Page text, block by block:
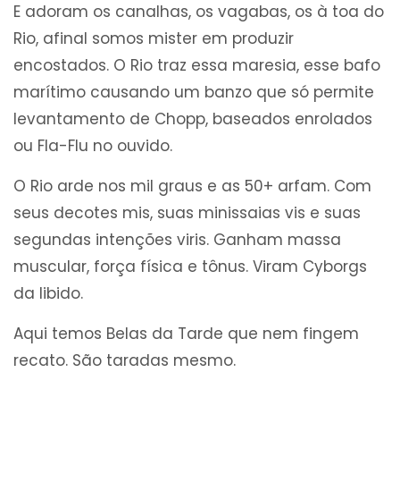
E adoram os canalhas, os vagabas, os à toa do
Rio, afinal somos mister em produzir
encostados. O Rio traz essa maresia, esse bafo
marítimo causando um banzo que só permite
levantamento de Chopp, baseados enrolados
ou Fla-Flu no ouvido.
O Rio arde nos mil graus e as 50+ arfam. Com
seus decotes mis, suas minissaias vis e suas
segundas intenções viris. Ganham massa
muscular, força física e tônus. Viram Cyborgs
da libido.
Aqui temos Belas da Tarde que nem fingem
recato. São taradas mesmo.